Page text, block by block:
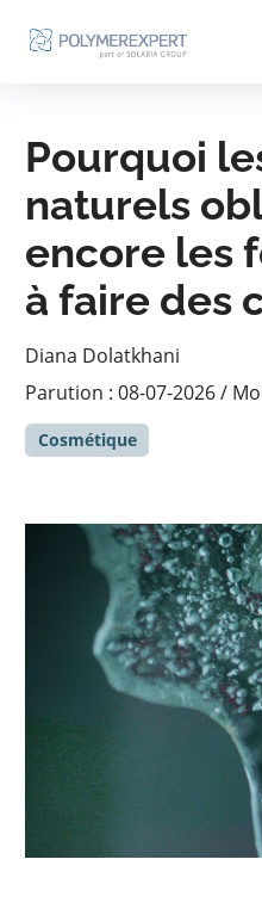
NOTRE HISTOIRE
ENGAGEMENT RSE
ILS PARLENT DE NOUS
RESSOURCES
NOS ACTIVITÉS
RECHERCHE &
ANALYSES ET EXPERTISES
Parc Analytique
FORMULATION
NOS TECHNOLOGIES
POLYMÈRES AUTO-
POLYMÈRES GLISSANTS :
POLYMÈRES THERMO
POLYMÈRES GÉLIFIANTS
BLOG
CONTACT
Pourquoi
naturels
encore les
à faire des
Diana Dolatkhani
Parution : 08-07-2026 /
Cosmétique